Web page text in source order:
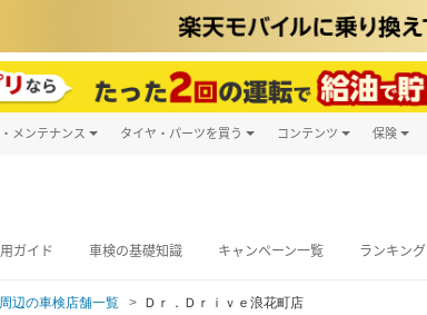
メンテナンス タイヤ・パーツを買う コンテンツ 保険
ガイド 車検の基礎知識 キャンペーン一覧 ランキング
辺の車検店舗一覧 Ｄｒ．Ｄｒｉｖｅ浪花町店